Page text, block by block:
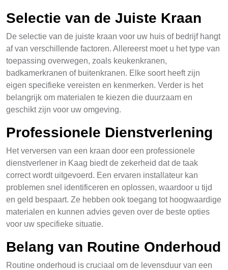
Selectie van de Juiste Kraan
De selectie van de juiste kraan voor uw huis of bedrijf hangt
af van verschillende factoren. Allereerst moet u het type van
toepassing overwegen, zoals keukenkranen,
badkamerkranen of buitenkranen. Elke soort heeft zijn
eigen specifieke vereisten en kenmerken. Verder is het
belangrijk om materialen te kiezen die duurzaam en
geschikt zijn voor uw omgeving.
Professionele Dienstverlening
Het verversen van een kraan door een professionele
dienstverlener in Kaag biedt de zekerheid dat de taak
correct wordt uitgevoerd. Een ervaren installateur kan
problemen snel identificeren en oplossen, waardoor u tijd
en geld bespaart. Ze hebben ook toegang tot hoogwaardige
materialen en kunnen advies geven over de beste opties
voor uw specifieke situatie.
Belang van Routine Onderhoud
Routine onderhoud is cruciaal om de levensduur van een